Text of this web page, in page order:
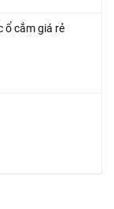
ổ cắm giá rẻ